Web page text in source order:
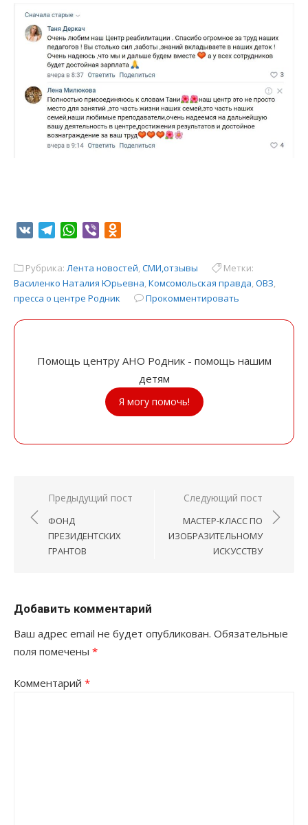
VK TelegramWhatsApp
Viber
Рубрика: Лента новостей,СМИ,отзывы
Метки:
Василенко Наталия Юрьевна,Комсомольская правда,ОВЗ,
пресса о центре Родник
Прокомментировать
Помощь центру АНО Родник - помощь нашим
детям
Я могу помочь!
Навигация
по
записям
Предыдущий пост
ФОНД
ПРЕЗИДЕНТСКИХ
ГРАНТОВ
Следующий пост
МАСТЕР-КЛАСС ПО
ИЗОБРАЗИТЕЛЬНОМУ
ИСКУССТВУ
Добавить комментарий
Ваш адрес email не будет опубликован. Обязательные
поля помечены *
Комментарий *